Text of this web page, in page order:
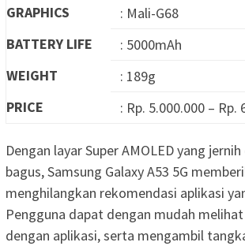
GRAPHICS
: Mali-G68
BATTERY LIFE
: 5000mAh
WEIGHT
: 189g
PRICE
: Rp. 5.000.000 – Rp.
Dengan layar Super AMOLED yang
bagus, Samsung Galaxy A53 5G
menghilangkan rekomendasi aplikasi
Pengguna dapat dengan mudah
dengan aplikasi, serta mengambil